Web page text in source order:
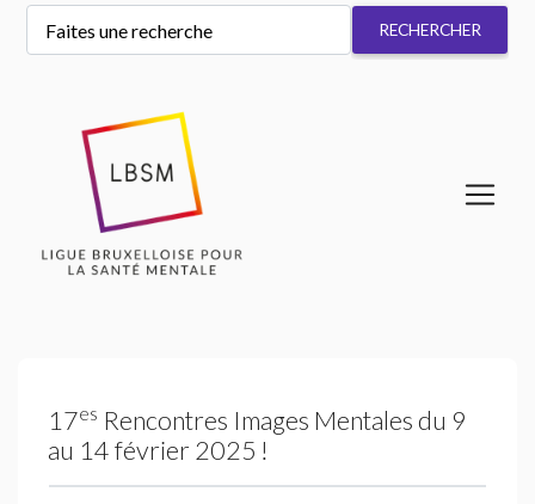
17es Rencontres Images Mentales du 9
au 14 février 2025 !